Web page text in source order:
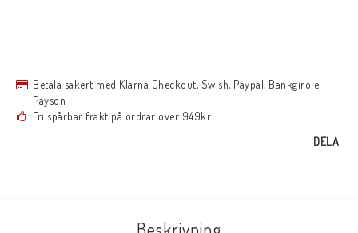
Betala säkert med Klarna Checkout, Swish, Paypal, Bankgiro el
Payson
Fri spårbar frakt på ordrar över 949kr
DELA